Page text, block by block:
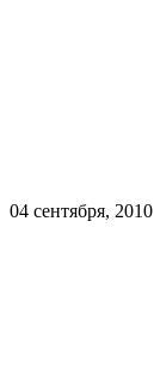
04 сентября, 2010